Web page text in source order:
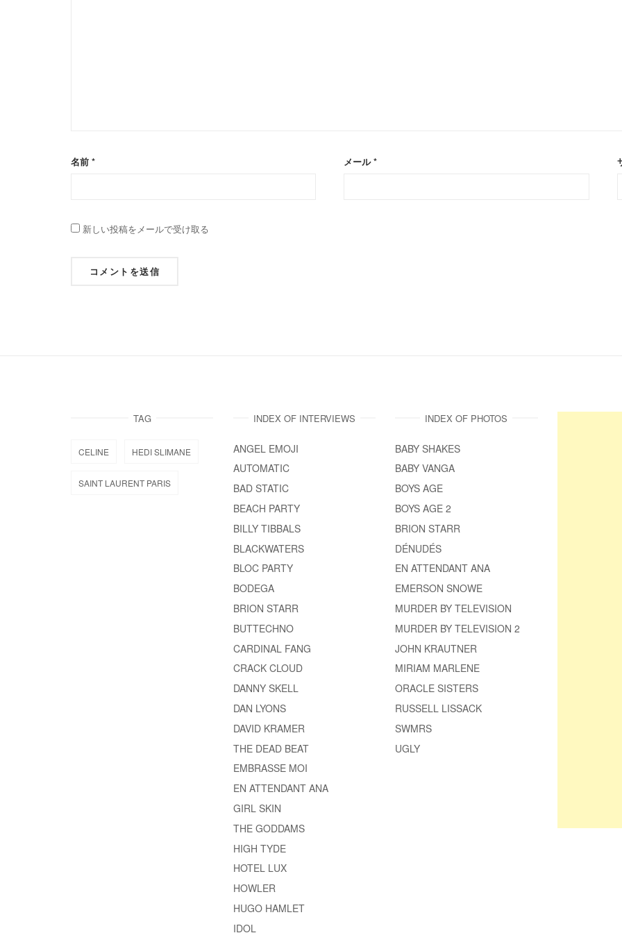
名前 * メール*
新しい投稿をメールで受け取る
TAG
CELINE HEDI SLIMANE
SAINT LAURENT PARIS
INDEX OF INTERVIEWS
ANGEL EMOJI
AUTOMATIC
BAD STATIC
BEACH PARTY
BILLY TIBBALS
BLACKWATERS
BLOC PARTY
BODEGA
BRION STARR
BUTTECHNO
CARDINAL FANG
CRACK CLOUD
DANNY SKELL
DAN LYONS
DAVID KRAMER
THE DEAD BEAT
EMBRASSE MOI
EN ATTENDANT ANA
GIRL SKIN
THE GODDAMS
HIGH TYDE
HOTEL LUX
HOWLER
HUGO HAMLET
IDOL
INDEX OF PHOTOS
BABY SHAKES
BABY VANGA
BOYS AGE
BOYS AGE 2
BRION STARR
DÉNUDÉS
EN ATTENDANT ANA
EMERSON SNOWE
MURDER BY TELEVISION
MURDER BY TELEVISION 2
JOHN KRAUTNER
MIRIAM MARLENE
ORACLE SISTERS
RUSSELL LISSACK
SWMRS
UGLY